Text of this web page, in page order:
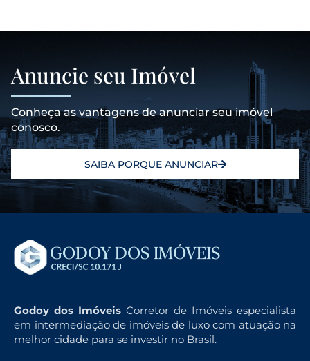
Anuncie seu Imóvel
Conheça as vantagens de anunciar seu imóvel
conosco.
SAIBA PORQUE ANUNCIAR
Godoy dos Imóveis Corretor de Imóveis especialista
em intermediação de imóveis de luxo com atuação na
melhor cidade para se investir no Brasil.